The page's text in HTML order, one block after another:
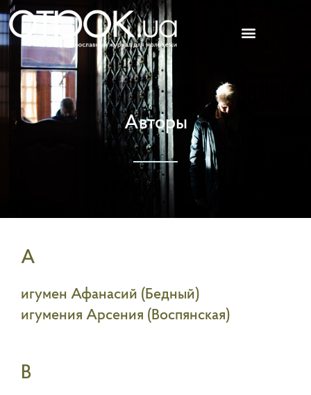
Перейти
к
содержимому
Авторы
А
игумен Афанасий (Бедный)
игумения Арсения (Воспянская)
В